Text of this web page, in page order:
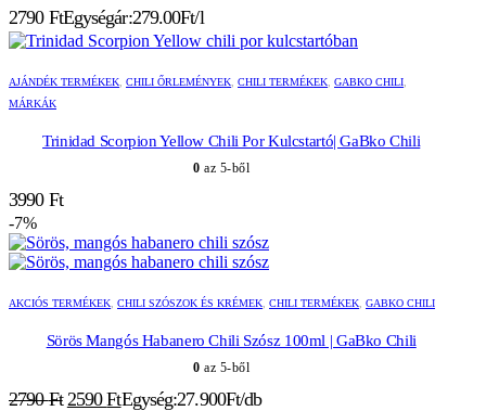
2790 FtEgységár:279.00Ft/l
AJÁNDÉK TERMÉKEK CHILI ŐRLEMÉNYEK CHILI TERMÉKEK GABKO CHILI
MÁRKÁK
Trinidad Scorpion Yellow Chili Por Kulcstartó| GaBko Chili
0 az 5-ből
3990 Ft
-7%
AKCIÓS TERMÉKEK CHILI SZÓSZOK ÉS KRÉMEK CHILI TERMÉKEK GABKO CHILI
Sörös Mangós Habanero Chili Szósz 100ml | GaBko Chili
0 az 5-ből
2790Ft Original
2590FtCurrent
Egység:27.900Ft/db